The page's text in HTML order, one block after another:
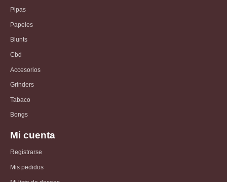
Pipas
Papeles
Blunts
Cbd
Accesorios
Grinders
Tabaco
Bongs
Mi cuenta
Registrarse
Mis pedidos